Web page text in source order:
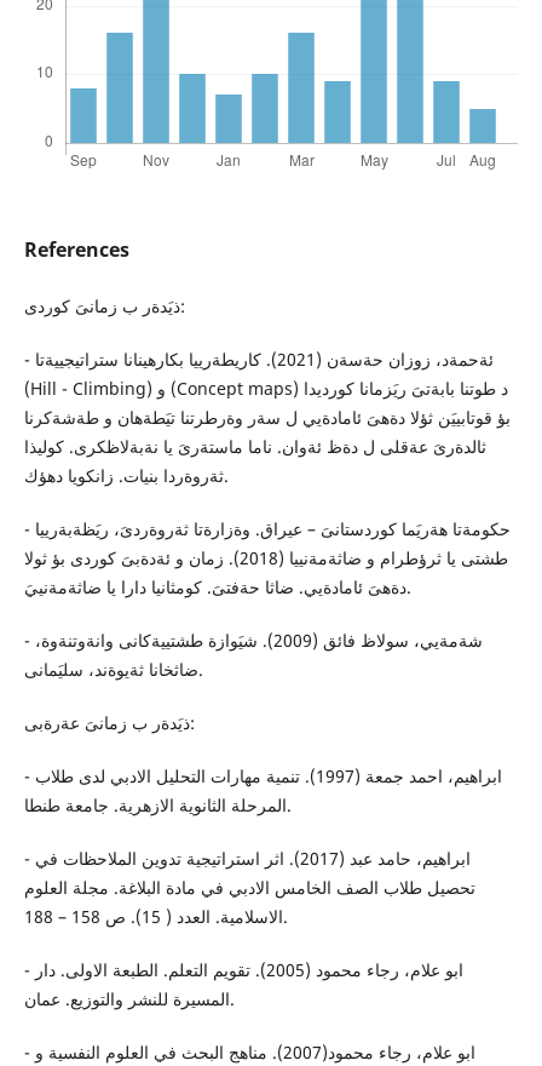
References
ذيَدةر ب زمانىَ كوردى:
- ئةحمةد، زوزان حةسةن (2021). كاريطةرييا بكارهينانا ستراتيجييةتا
(Hill - Climbing) و (Concept maps) د طوتنا بابةتىَ ريَزمانا كورديدا
بؤ قوتابييَن ثؤلا دةهىَ ئامادةيي ل سةر وةرطرتنا تيَطةهان و طةشةكرنا
ثالدةرىَ عةقلى ل دةظ ئةوان. ناما ماستةرىَ يا نةبةلاظكرى. كوليذا
ثةروةردا بنيات. زانكويا دهؤك.
- حكومةتا هةريَما كوردستانىَ – عيراق. وةزارةتا ثةروةردىَ، ريَظةبةرييا
طشتى يا ثرؤطرام و ضاثةمةنييا (2018). زمان و ئةدةبىَ كوردى بؤ ثولا
دةهىَ ئامادةيي. ضاثا حةفتىَ. كومثانيا دارا يا ضاثةمةنييَ.
- شةمةيي، سولاظ فائق (2009). شيَوازة طشتييةكانى وانةوتنةوة،
ضاثخانا ثةيوةند، سليَمانى.
ذيَدةر ب زمانىَ عةرةبى:
- ابراهيم، احمد جمعة (1997). تنمية مهارات التحليل الادبي لدى طلاب
المرحلة الثانوية الازهرية. جامعة طنطا.
- ابراهيم، حامد عبد (2017). اثر استراتيجية تدوين الملاحظات في
تحصيل طلاب الصف الخامس الادبي في مادة البلاغة. مجلة العلوم
الاسلامية. العدد ( 15). ص 158 – 188.
- ابو علام، رجاء محمود (2005). تقويم التعلم. الطبعة الاولى. دار
المسيرة للنشر والتوزيع. عمان.
- ابو علام، رجاء محمود(2007). مناهج البحث في العلوم النفسية و